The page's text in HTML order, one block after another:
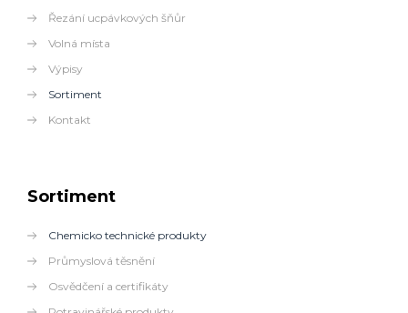
Řezání ucpávkových šňůr
Volná místa
Výpisy
Sortiment
Kontakt
Sortiment
Chemicko technické produkty
Průmyslová těsnění
Osvědčení a certifikáty